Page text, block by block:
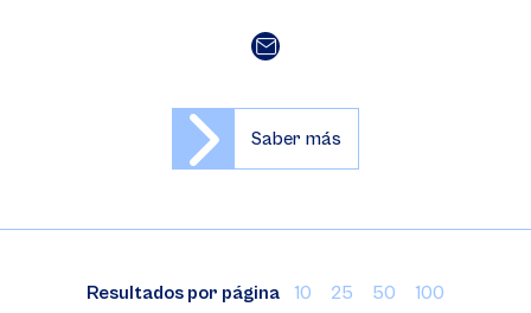
Saber más
Resultados por página 10 25 50 100